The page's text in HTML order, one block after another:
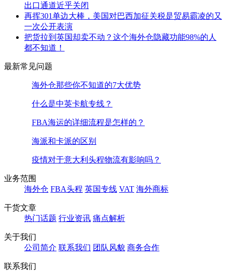
出口通道近乎关闭
再挥301单边大棒，美国对巴西加征关税是贸易霸凌的又
一次公开表演
把货拉到英国却卖不动？这个海外仓隐藏功能98%的人
都不知道！
最新常见问题
海外仓那些你不知道的7大优势
什么是中英卡航专线？
FBA海运的详细流程是怎样的？
海派和卡派的区别
疫情对于意大利头程物流有影响吗？
业务范围
海外仓 FBA头程 英国专线 VAT 海外商标
干货文章
热门话题 行业资讯 痛点解析
关于我们
公司简介 联系我们 团队风貌 商务合作
联系我们